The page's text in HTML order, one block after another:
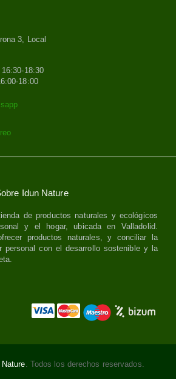
3, Local
18:30
18:00
Idun Nature
de productos naturales y ecológicos
y el hogar, ubicada en Valladolid.
productos naturales, y conciliar la
personal con el desarrollo sostenible y la
Nature. Todos los derechos reservados.